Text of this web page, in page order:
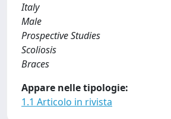
Italy
Male
Prospective Studies
Scoliosis
Braces
Appare nelle tipologie:
1.1 Articolo in rivista